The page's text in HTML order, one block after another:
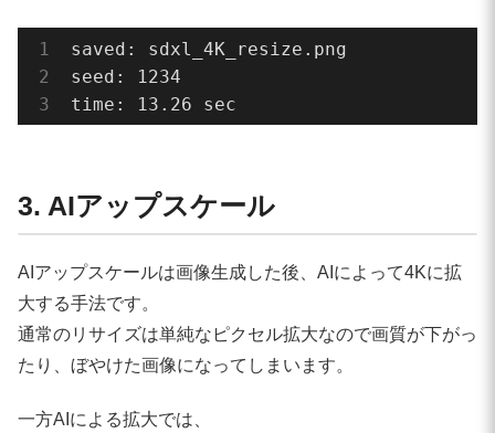
saved: sdxl_4K_resize.png
seed: 1234
time: 13.26 sec
3. AIアップスケール
AIアップスケールは画像生成した後、AIによって4Kに拡
大する手法です。
通常のリサイズは単純なピクセル拡大なので画質が下がっ
たり、ぼやけた画像になってしまいます。
一方AIによる拡大では、